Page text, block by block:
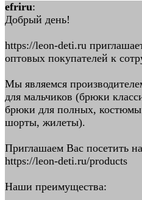
efriru:
Добрый день!
https://leon-deti.ru
оптовых покупателей к
Мы являемся
для мальчиков (брюки
брюки для полных,
шорты, жилеты).
Приглашаем Вас посетить
https://leon-deti.ru/products
Наши преимущества: